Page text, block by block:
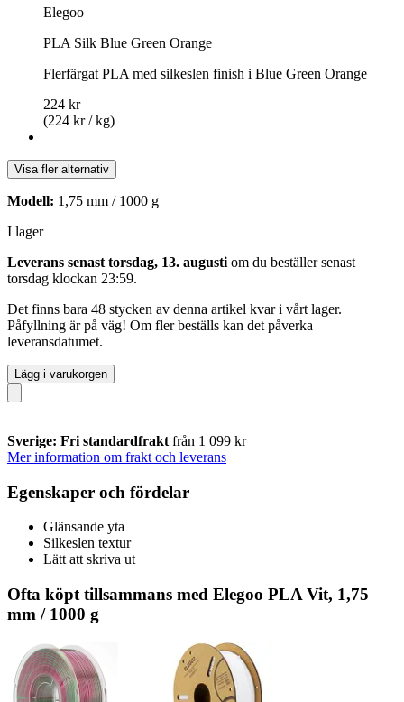
Elegoo
PLA Silk Blue Green Orange
Flerfärgat PLA med silkeslen finish i Blue Green Orange
224 kr
(224 kr / kg)
Visa fler alternativ
Modell: 1,75 mm / 1000 g
I lager
Leverans senast torsdag, 13. augusti om du beställer senast
torsdag klockan 23:59.
Det finns bara 48 stycken av denna artikel kvar i vårt lager.
Påfyllning är på väg! Om fler beställs kan det påverka
leveransdatumet.
Lägg i varukorgen
Sverige: Fri standardfrakt från 1 099 kr
Mer information om frakt och leverans
Egenskaper och fördelar
Glänsande yta
Silkeslen textur
Lätt att skriva ut
Ofta köpt tillsammans med Elegoo PLA Vit, 1,75
mm / 1000 g